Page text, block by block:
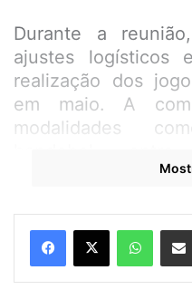
Durante a
ajustes logísticos
realização dos
em maio. A
modalidades
estudantes de